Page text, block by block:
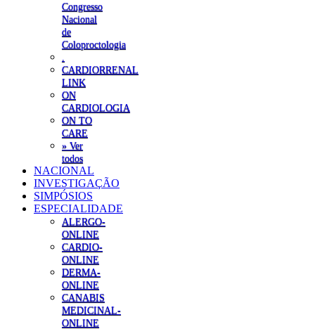
Congresso
Nacional
de
Coloproctologia
CARDIORRENAL
LINK
ON
CARDIOLOGIA
ON TO
CARE
» Ver
todos
NACIONAL
INVESTIGAÇÃO
SIMPÓSIOS
ESPECIALIDADE
ALERGO-
ONLINE
CARDIO-
ONLINE
DERMA-
ONLINE
CANABIS
MEDICINAL-
ONLINE